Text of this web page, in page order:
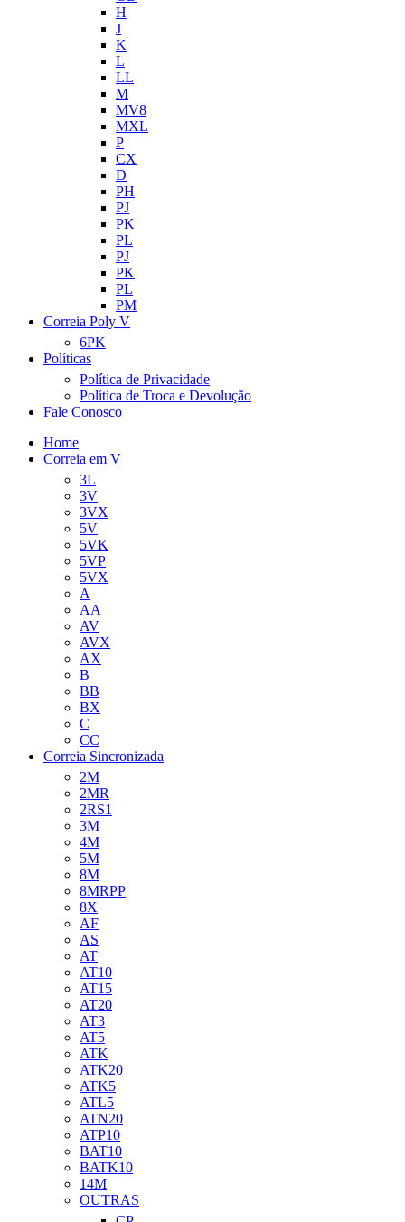
H
J
K
L
LL
M
MV8
MXL
P
CX
D
PH
PJ
PK
PL
PJ
PK
PL
PM
Correia Poly V
6PK
Políticas
Política de Privacidade
Política de Troca e Devolução
Fale Conosco
Home
Correia em V
3L
3V
3VX
5V
5VK
5VP
5VX
A
AA
AV
AVX
AX
B
BB
BX
C
CC
Correia Sincronizada
2M
2MR
2RS1
3M
4M
5M
8M
8MRPP
8X
AF
AS
AT
AT10
AT15
AT20
AT3
AT5
ATK
ATK20
ATK5
ATL5
ATN20
ATP10
BAT10
BATK10
14M
OUTRAS